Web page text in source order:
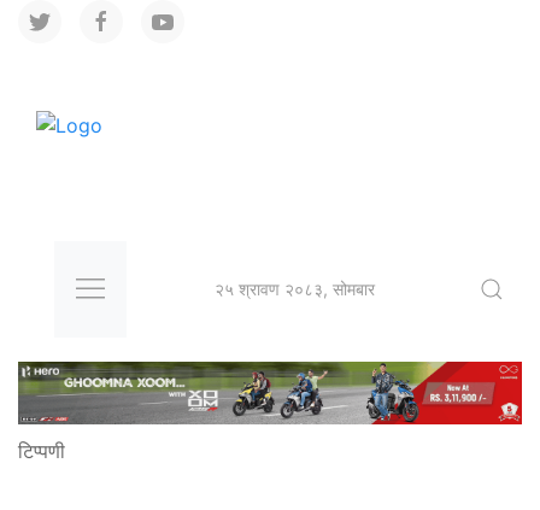
२५ श्रावण २०८३, सोमबार
टिप्पणी